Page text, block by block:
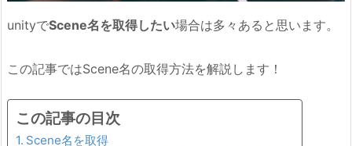
unityでScene名を取得したい場合は多々あると思います。
この記事ではScene名の取得方法を解説します！
この記事の目次
Scene名を取得